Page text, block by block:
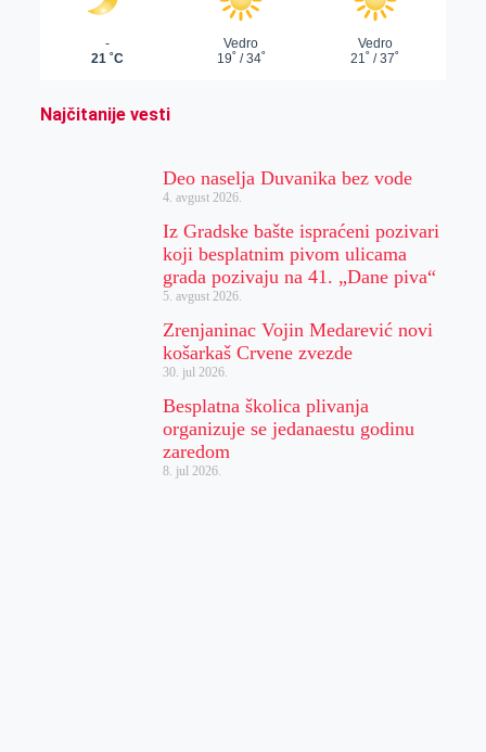
Najčitanije vesti
Deo naselja Duvanika bez vode
4. avgust 2026.
Iz Gradske bašte ispraćeni pozivari
koji besplatnim pivom ulicama
grada pozivaju na 41. „Dane piva“
5. avgust 2026.
Zrenjaninac Vojin Medarević novi
košarkaš Crvene zvezde
30. jul 2026.
Besplatna školica plivanja
organizuje se jedanaestu godinu
zaredom
8. jul 2026.